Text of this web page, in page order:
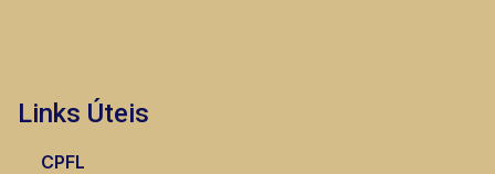
Links Úteis
CPFL